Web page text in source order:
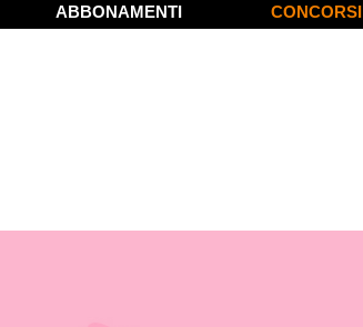
ABBONAMENTI CONCORSI